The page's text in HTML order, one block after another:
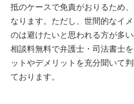
抵のケースで免責がおりるため
なります。ただし、世間的なイ
のは避けたいと思われる方が多
相談料無料で弁護士・司法書士
ットやデメリットを充分聞いて
ております。